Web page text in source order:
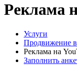
Реклама
Услуги
Продвижение в
Реклама на
Заполнить